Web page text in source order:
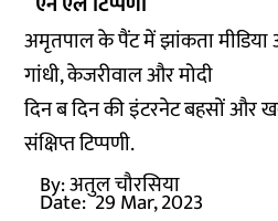
अमृतपाल के पैंट में झांकता
गांधी, केजरीवाल और मोदी
दिन ब दिन की इंटरनेट बहसों और
संक्षिप्त टिप्पणी.
By:अतुल चौरसिया
Date: 29 Mar, 2023